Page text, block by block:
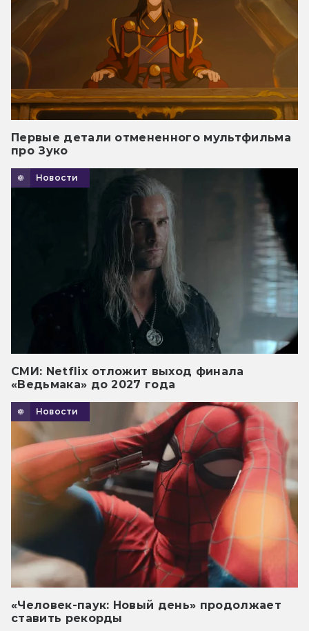
Первые детали отмененного мультфильма
про Зуко
Новости
СМИ: Netflix отложит выход финала
«Ведьмака» до 2027 года
Новости
«Человек-паук: Новый день» продолжает
ставить рекорды